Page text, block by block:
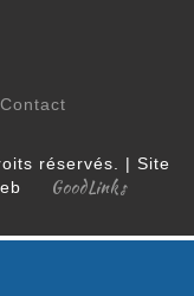
Contact
réservés. | Site
GoodLinks